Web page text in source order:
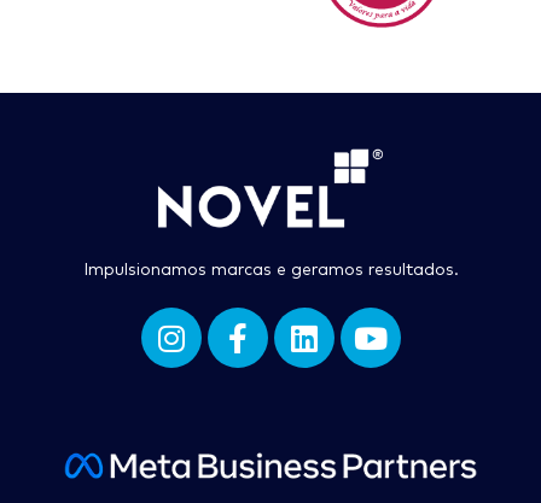
Impulsionamos marcas e geramos resultados.